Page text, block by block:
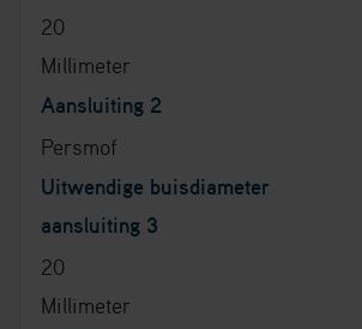
20
Millimeter
Aansluiting 2
Persmof
Uitwendige buisdiameter
aansluiting 3
20
Millimeter